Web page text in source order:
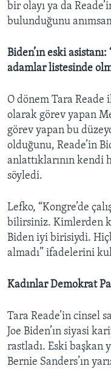
bir olayı ya da
bulunduğunu
Biden’ın eski
adamlar listesinde
O dönem Tara
olarak görev yapan
görev yapan bu
olduğunu, Reade’in
anlattıklarının kendi
söyledi.
Lefko, “Kongre’de
bilirsiniz. Kimlerden
Biden iyi birisiydi.
almadı” ifadelerini
Kadınlar Demokrat
Tara Reade’in cinsel
Joe Biden’ın siyasi
rastladı. Eski başkan
Bernie Sanders’ın